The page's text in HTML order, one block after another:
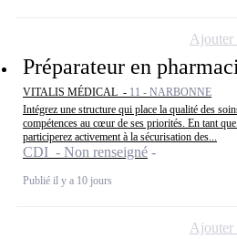
Préparateur en
VITALIS MÉDICAL - 11 - NARBONNE
Intégrez une structure qui place la qualité des
compétences au cœur de ses priorités. En tant
participerez activement à la sécurisation des...
CDI - Non renseigné
Publié il y a 10 jours
Ajouter
Ajouter